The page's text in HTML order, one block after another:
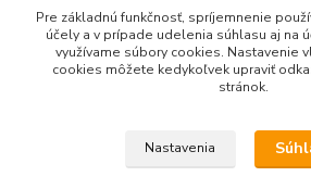
+421 905 545 198
NONSTOP
Pre základnú funkčnosť, spríjemnenie
účely a v prípade udelenia súhlasu aj na
využívame súbory cookies. Nastavenie
cookies môžete kedykoľvek upraviť
stránok.
Nastavenia